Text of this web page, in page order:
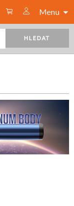
Menu
HLEDAT